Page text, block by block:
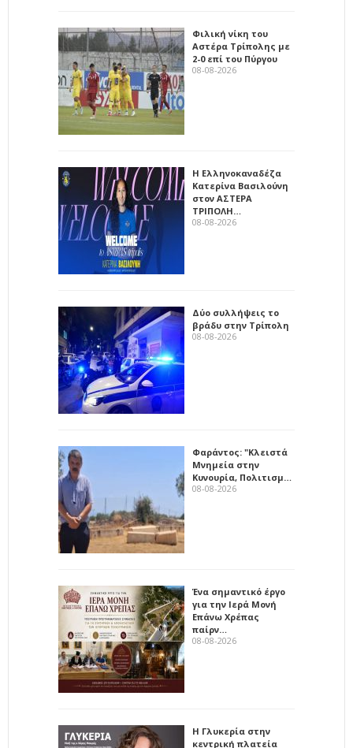
Φιλική νίκη του
Αστέρα Τρίπολης με
2-0 επί του Πύργου
08-08-2026
Η Ελληνοκαναδέζα
Κατερίνα Βασιλούνη
στον ΑΣΤΕΡΑ
ΤΡΙΠΟΛΗ…
08-08-2026
Δύο συλλήψεις το
βράδυ στην Τρίπολη
08-08-2026
Φαράντος: "Κλειστά
Μνημεία στην
Κυνουρία, Πολιτισμ…
08-08-2026
Ένα σημαντικό έργο
για την Ιερά Μονή
Επάνω Χρέπας
παίρν…
08-08-2026
Η Γλυκερία στην
κεντρική πλατεία